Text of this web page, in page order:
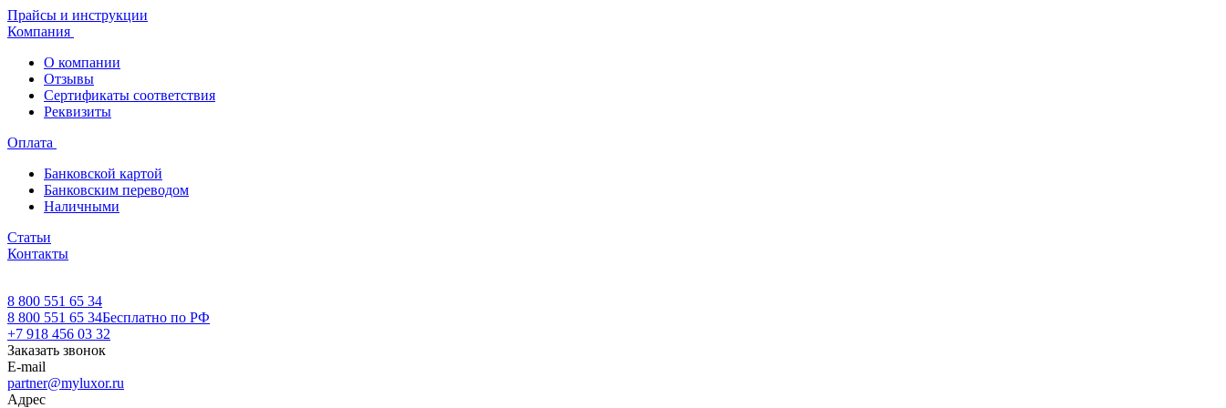
Прайсы и инструкции
Компания
О компании
Отзывы
Сертификаты соответствия
Реквизиты
Оплата
Банковской картой
Банковским переводом
Наличными
Статьи
Контакты
8 800 551 65 34
8 800 551 65 34Бесплатно по РФ
+7 918 456 03 32
Заказать звонок
E-mail
partner@myluxor.ru
Адрес